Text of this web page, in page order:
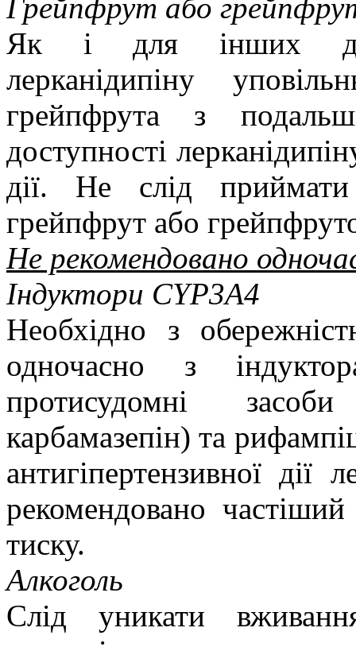
Грейпфрут або
Як і для інших
лерканідипіну
грейпфрута з
доступності
дії. Не слід приймати
грейпфрут або
Не рекомендовано
Індуктори CYP3A4
Необхідно з
одночасно з
протисудомні
карбамазепін) та
антигіпертензивної дії
рекомендовано частіший
тиску.
Алкоголь
Слід уникати